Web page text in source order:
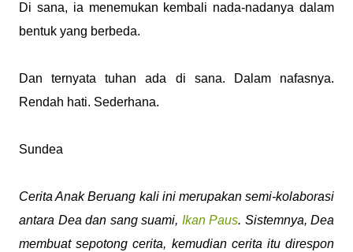
Di sana, ia menemukan kembali nada-nadanya dalam
bentuk yang berbeda.
Dan ternyata tuhan ada di sana. Dalam nafasnya.
Rendah hati. Sederhana.
Sundea
Cerita Anak Beruang kali ini merupakan semi-kolaborasi
antara Dea dan sang suami, Ikan Paus. Sistemnya, Dea
membuat sepotong cerita, kemudian cerita itu direspon